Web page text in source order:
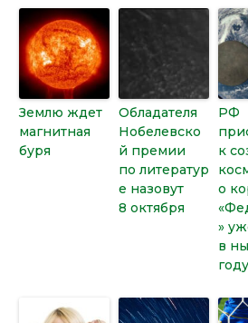
Землю ждет
магнитная
буря
Обладателя
Нобелевско
й премии
по литератур
е назовут
8 октября
РФ
к
о
»
в
году